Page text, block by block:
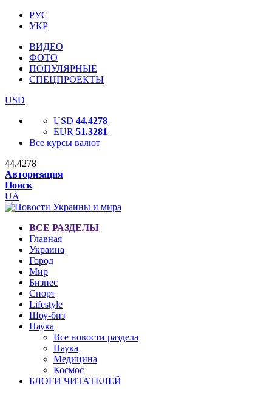
РУС
УКР
ВИДЕО
ФОТО
ПОПУЛЯРНЫЕ
СПЕЦПРОЕКТЫ
USD
USD 44.4278
EUR 51.3281
Все курсы валют
44.4278
Авторизация
Поиск
UA
ВСЕ РАЗДЕЛЫ
Главная
Украина
Город
Мир
Бизнес
Спорт
Lifestyle
Шоу-биз
Наука
Все новости раздела
Наука
Медицина
Космос
БЛОГИ ЧИТАТЕЛЕЙ